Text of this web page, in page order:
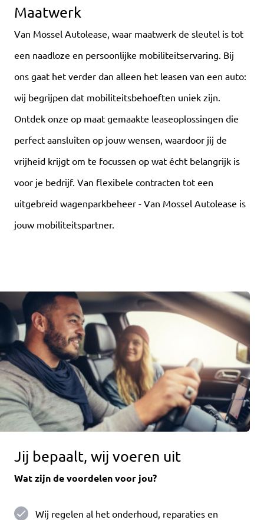
Maatwerk
Van Mossel Autolease, waar maatwerk de sleutel is tot
een naadloze en persoonlijke mobiliteitservaring. Bij
ons gaat het verder dan alleen het leasen van een auto:
wij begrijpen dat mobiliteitsbehoeften uniek zijn.
Ontdek onze op maat gemaakte leaseoplossingen die
perfect aansluiten op jouw wensen, waardoor jij de
vrijheid krijgt om te focussen op wat écht belangrijk is
voor je bedrijf. Van flexibele contracten tot een
uitgebreid wagenparkbeheer - Van Mossel Autolease is
jouw mobiliteitspartner.
Jij bepaalt, wij voeren uit
Wat zijn de voordelen voor jou?
Wij regelen al het onderhoud, reparaties en